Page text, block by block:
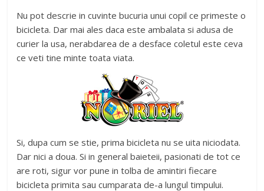
Nu pot descrie in cuvinte bucuria unui copil ce primeste o
bicicleta. Dar mai ales daca este ambalata si adusa de
curier la usa, nerabdarea de a desface coletul este ceva
ce veti tine minte toata viata.
Si, dupa cum se stie, prima bicicleta nu se uita niciodata.
Dar nici a doua. Si in general baieteii, pasionati de tot ce
are roti, sigur vor pune in tolba de amintiri fiecare
bicicleta primita sau cumparata de-a lungul timpului.